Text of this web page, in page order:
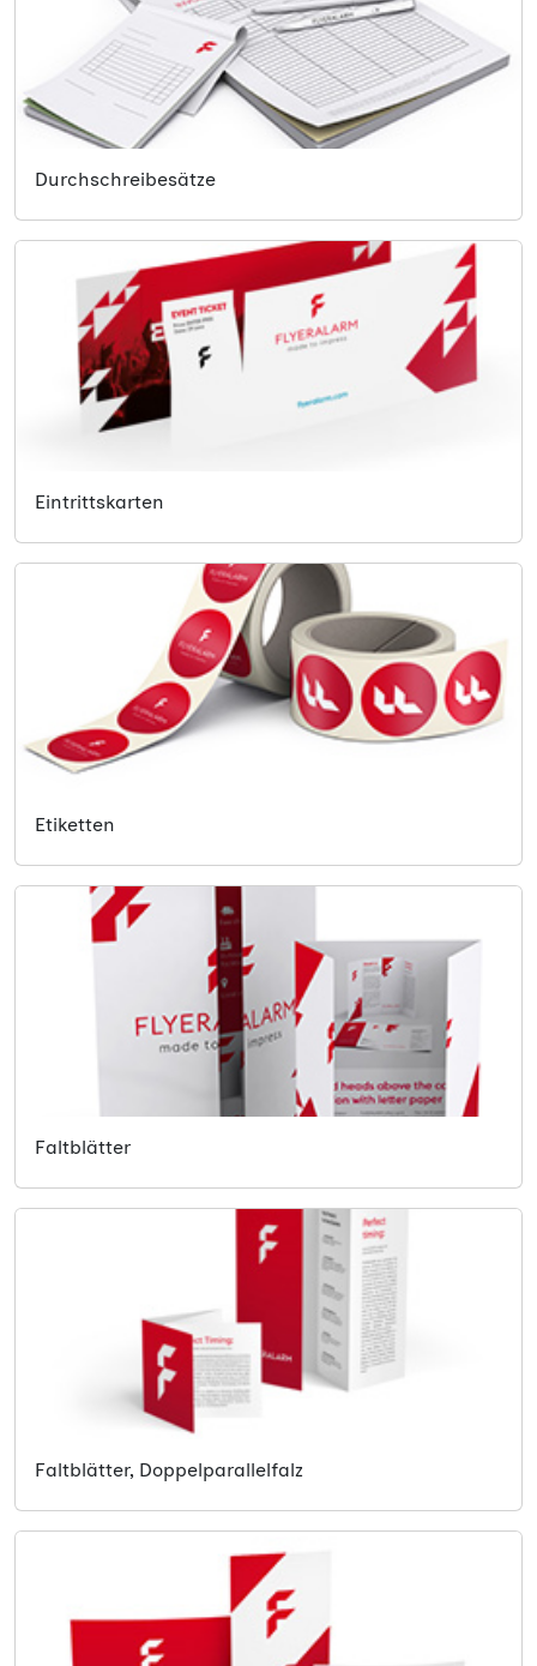
Durchschreibesätze
Eintrittskarten
Etiketten
Faltblätter
Faltblätter, Doppelparallelfalz